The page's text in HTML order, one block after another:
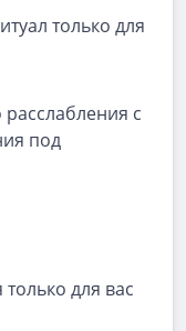
только для
с
под
для вас